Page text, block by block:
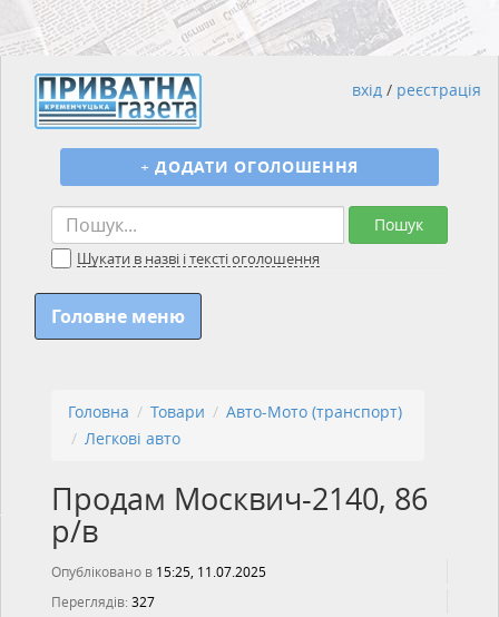
Пошук
Шукати в назві і тексті оголошення
+ ДОДАТИ ОГОЛОШЕННЯ
вхід / реєстрація
Головне меню
Головна Товари
Авто-Мото (транспорт)
Легкові авто
Продам Москвич-2140, 86
р/в
Опубліковано в 15:25, 11.07.2025
Переглядів: 327